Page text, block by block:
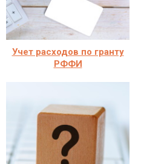
Учет расходов по гранту
РФФИ